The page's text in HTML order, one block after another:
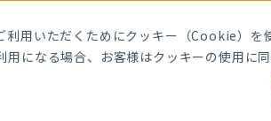
用いただくためにクッキー（Cookie）を
になる場合、お客様はクッキーの使用に同
サービス・製品 導入事例 セミ